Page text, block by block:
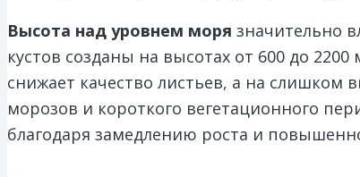
Высота над уровнем моря значительно
кустов созданы на высотах от 600 до
снижает качество листьев, а на слишком
морозов и короткого вегетационного
благодаря замедлению роста и